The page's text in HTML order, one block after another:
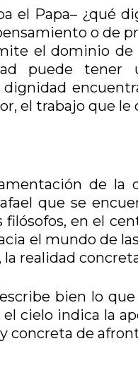
el Papa– ¿qué
o de
el dominio de
puede
dignidad
el trabajo que
de la
que se
filósofos, en el
el mundo de
realidad
bien lo
cielo indica la
concreta de